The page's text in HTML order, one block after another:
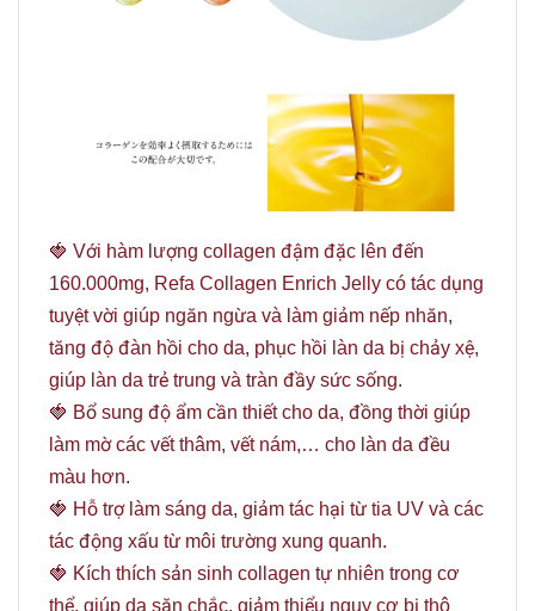
🍓 Với hàm lượng collagen đậm đặc lên đến
160.000mg, Refa Collagen Enrich Jelly có tác dụng
tuyệt vời giúp ngăn ngừa và làm giảm nếp nhăn,
tăng độ đàn hồi cho da, phục hồi làn da bị chảy xệ,
giúp làn da trẻ trung và tràn đầy sức sống.
🍓 Bổ sung độ ẩm cần thiết cho da, đồng thời giúp
làm mờ các vết thâm, vết nám,… cho làn da đều
màu hơn.
🍓 Hỗ trợ làm sáng da, giảm tác hại từ tia UV và các
tác động xấu từ môi trường xung quanh.
🍓 Kích thích sản sinh collagen tự nhiên trong cơ
thể, giúp da săn chắc, giảm thiểu nguy cơ bị thô